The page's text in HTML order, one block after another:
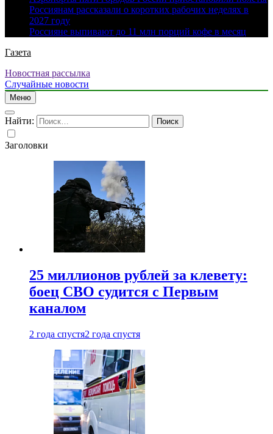
Россиянам рассказали о коротких рабочих неделях в
2027 году
Россияне выпивают до 11 млн порций кофе в месяц
Газета
Новостная рассылка
Случайные новости
Меню
Найти:
Заголовки
25 миллионов рублей за клевету:
боец СВО судится с Первым
каналом
2 года спустя2 года спустя